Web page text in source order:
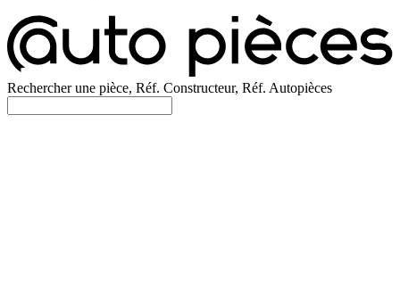
Rechercher une pièce, Réf. Constructeur, Réf. Autopièces